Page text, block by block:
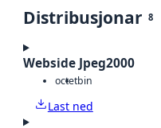
Distribusjonar 8
Webside Jpeg2000
octetbin
Last ned